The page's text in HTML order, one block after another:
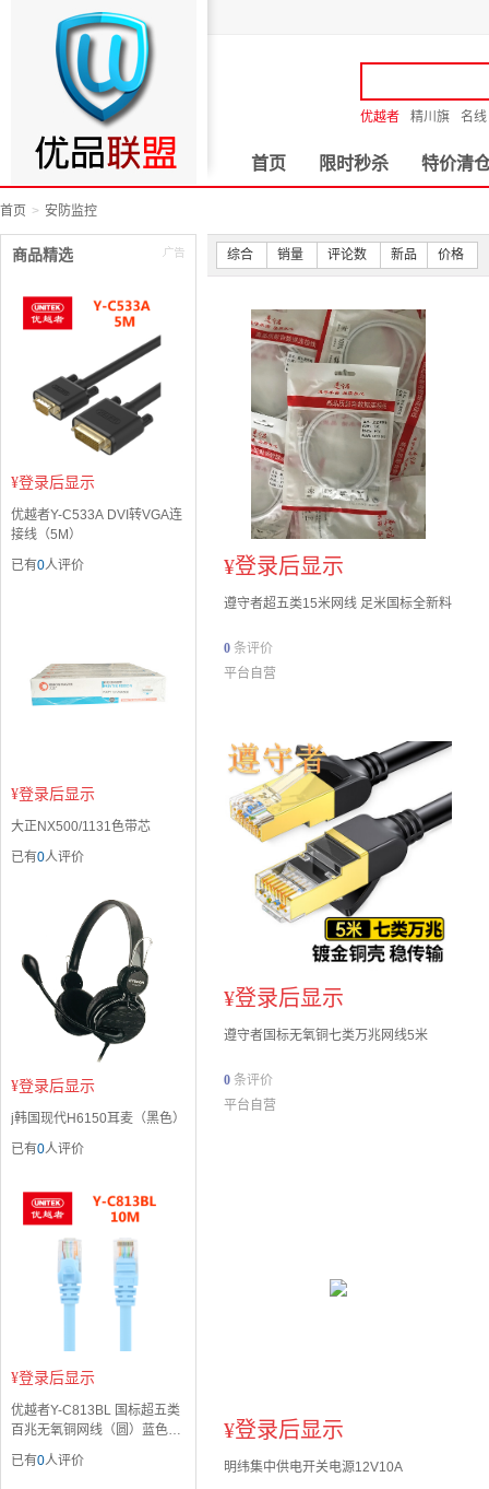
优越者 精川旗 名线
首页 限时秒杀 特价清
首页 安防监控
商品精选
¥登录后显示
优越者Y-C533A DVI转VGA连
接线（5M）
已有0人评价
¥登录后显示
大正NX500/1131色带芯
已有0人评价
¥登录后显示
j韩国现代H6150耳麦（黑色）
已有0人评价
¥登录后显示
优越者Y-C813BL 国标超五类
百兆无氧铜网线（圆）蓝色
（10M）
已有0人评价
综合 销量 评论数 新品 价格
¥登录后显示
遵守者超五类15米网线 足米国标全新料
0 条评价
平台自营
¥登录后显示
遵守者国标无氧铜七类万兆网线5米
0 条评价
平台自营
¥登录后显示
明纬集中供电开关电源12V10A